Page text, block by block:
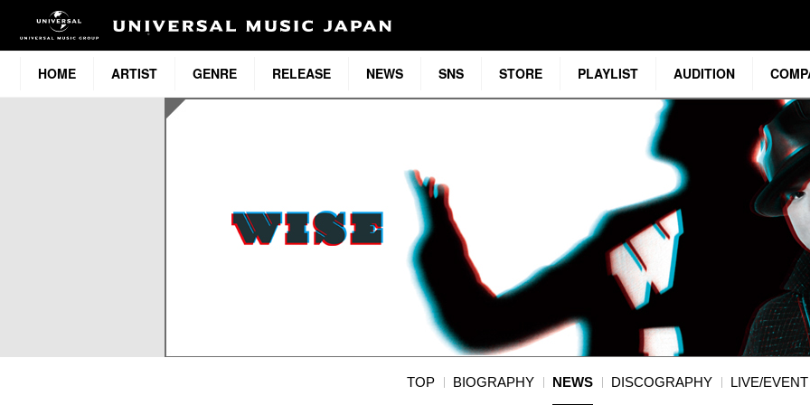
HOME ARTIST GENRE RELEASE NEWS SNS STORE PLAYLIST AUDITION
TOP BIOGRAPHY NEWS DISCOGRAPHY LIVE/EVENT